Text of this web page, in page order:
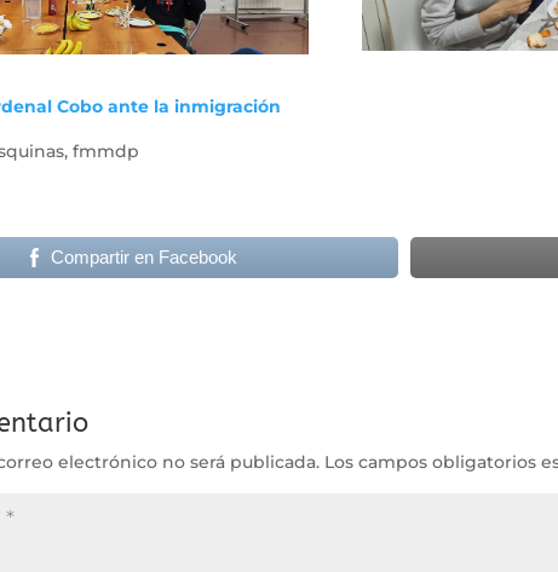
Cobo ante la inmigración
fmmdp
Compartir en Facebook
electrónico no será publicada. Los campos obligatorios